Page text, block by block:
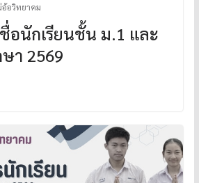
อ้อวิทยาคม
อนักเรียนชั้น ม.1 และ
า 2569